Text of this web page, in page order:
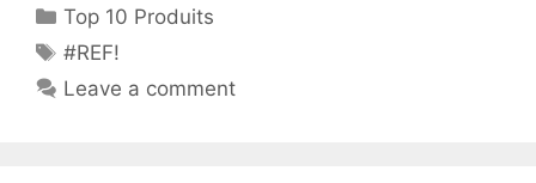
Top 10 Produits
#REF!
Leave a comment